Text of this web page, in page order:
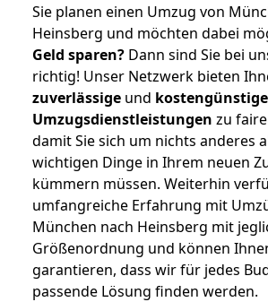
Sie planen einen Umzug von
Heinsberg und möchten dabei
Geld sparen? Dann sind Sie bei
richtig! Unser Netzwerk bieten
zuverlässige und kostengünstige
Umzugsdienstleistungen zu
damit Sie sich um nichts anderes
wichtigen Dinge in Ihrem neuen
kümmern müssen. Weiterhin
umfangreiche Erfahrung mit
München nach Heinsberg mit
Größenordnung und können
garantieren, dass wir für jedes
passende Lösung finden werden.